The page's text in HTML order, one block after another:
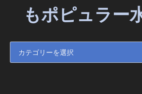
もポピュラー